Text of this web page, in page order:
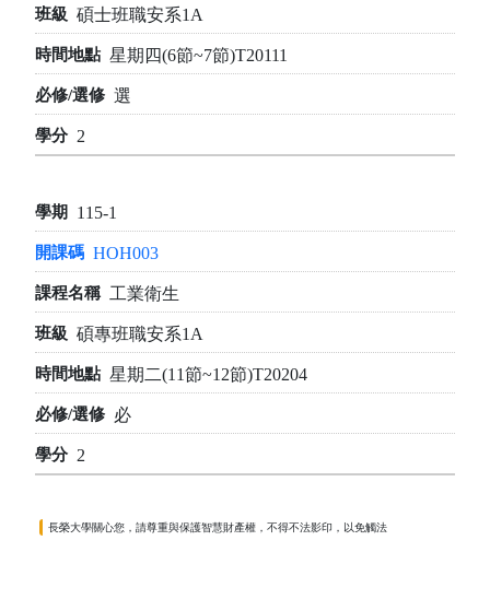
碩士班職安系1A
星期四(6節~7節)T20111
選
2
115-1
HOH003
工業衛生
碩專班職安系1A
星期二(11節~12節)T20204
必
2
長榮大學關心您，請尊重與保護智慧財產權，不得不法影印，以免觸法